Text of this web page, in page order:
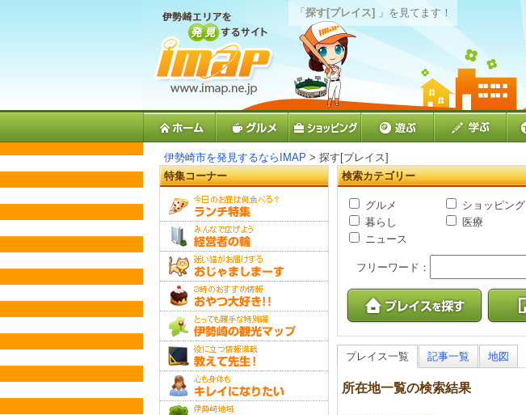
「探す[プレイス] 」を見てます！
伊勢崎市を発見するならIMAP > 探す[プレイス]
検索カテゴリー
グルメ ショッピング
暮らし
医療
ニュース
フリーワード：
プレイス一覧 記事一覧 地図
所在地一覧の検索結果
特集コーナー